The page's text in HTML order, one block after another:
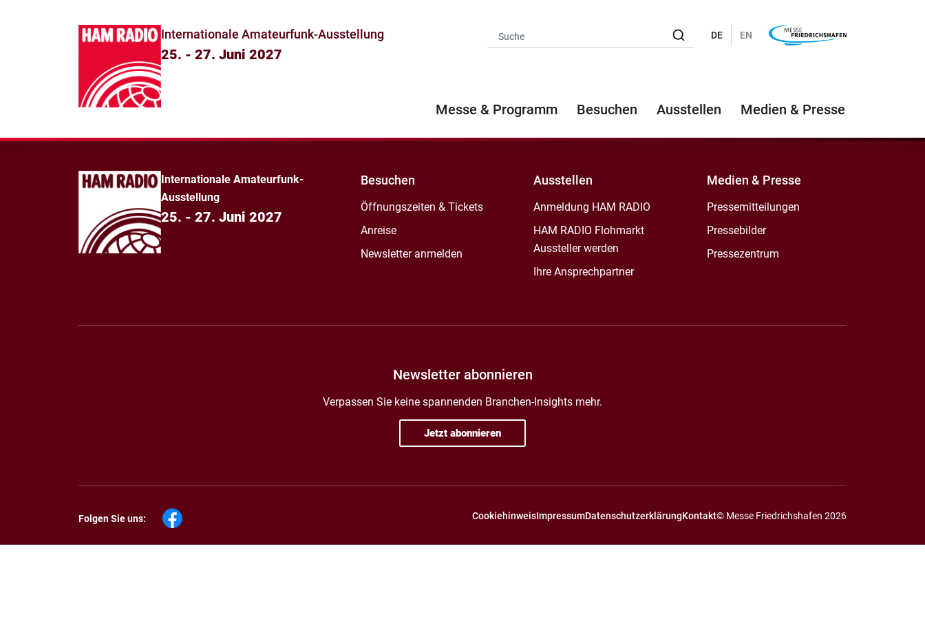
Internationale Amateurfunk-Ausstellung
25. - 27. Juni 2027
DE EN
Messe & Programm Besuchen Ausstellen Medien & Presse
Internationale Amateurfunk-
Ausstellung
25. - 27. Juni 2027
Besuchen
Öffnungszeiten & Tickets
Anreise
Newsletter anmelden
Ausstellen
Anmeldung HAM RADIO
HAM RADIO Flohmarkt
Aussteller werden
Ihre Ansprechpartner
Medien & Presse
Pressemitteilungen
Pressebilder
Pressezentrum
Newsletter abonnieren
Verpassen Sie keine spannenden Branchen-Insights mehr.
Jetzt abonnieren
Folgen Sie uns: CookiehinweisImpressumDatenschutzerklärungKontakt© Messe Friedrichshafen 2026